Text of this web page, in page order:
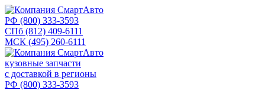
РФ (800) 333-3593
СПб (812) 409-6111
МСК (495) 260-6111
кузовные запчасти
с доставкой в регионы
РФ (800) 333-3593